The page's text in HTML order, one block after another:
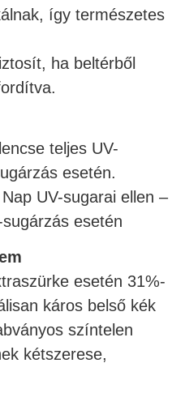
így természetes
ha beltérből
teljes UV-
esetén.
UV-sugarai ellen –
esetén
esetén 31%-
káros belső kék
színtelen
kétszerese,